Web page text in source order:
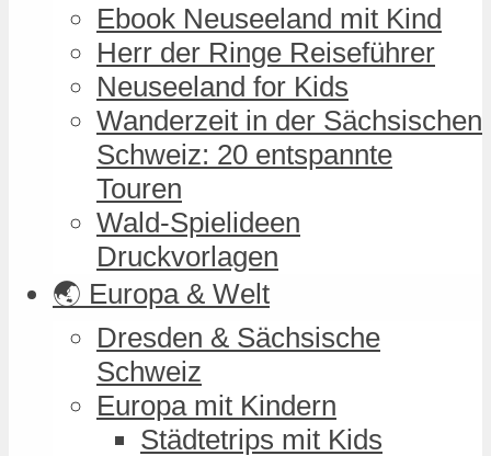
Ebook Neuseeland mit Kind
Herr der Ringe Reiseführer
Neuseeland for Kids
Wanderzeit in der Sächsischen
Schweiz: 20 entspannte
Touren
Wald-Spielideen
Druckvorlagen
🌏 Europa & Welt
Dresden & Sächsische
Schweiz
Europa mit Kindern
Städtetrips mit Kids